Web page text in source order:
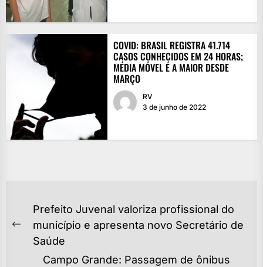
COVID: BRASIL REGISTRA 41.714
CASOS CONHECIDOS EM 24 HORAS;
MÉDIA MÓVEL É A MAIOR DESDE
MARÇO
RV
3 de junho de 2022
NAVEGAÇÃO
DE
POST
Previous
post:
Prefeito Juvenal valoriza profissional do
município e apresenta novo Secretário de
Saúde
Campo Grande: Passagem de ônibus